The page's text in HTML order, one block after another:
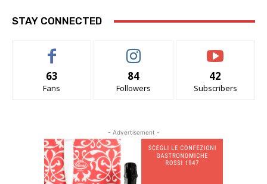
STAY CONNECTED
63
Fans
84
Followers
42
Subscribers
- Advertisement -